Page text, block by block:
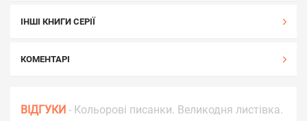
ІНШІ КНИГИ СЕРІЇ
КОМЕНТАРІ
ВІДГУКИ - Кольорові писанки. Великодня листівка.